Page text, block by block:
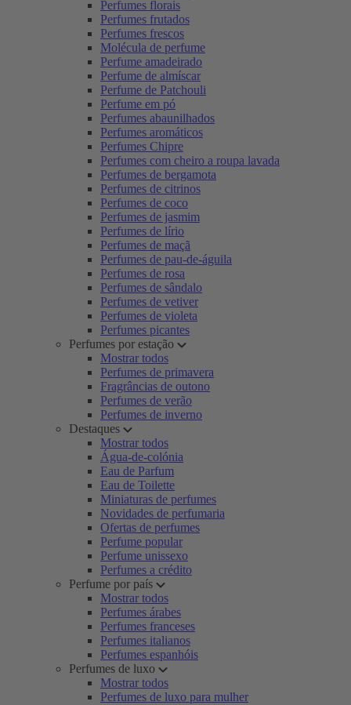
Perfumes florais
Perfumes frutados
Perfumes frescos
Molécula de perfume
Perfume amadeirado
Perfume de almíscar
Perfume de Patchouli
Perfume em pó
Perfumes abaunilhados
Perfumes aromáticos
Perfumes Chipre
Perfumes com cheiro a roupa lavada
Perfumes de bergamota
Perfumes de citrinos
Perfumes de coco
Perfumes de jasmim
Perfumes de lírio
Perfumes de maçã
Perfumes de pau-de-águila
Perfumes de rosa
Perfumes de sândalo
Perfumes de vetiver
Perfumes de violeta
Perfumes picantes
Perfumes por estação
Mostrar todos
Perfumes de primavera
Fragrâncias de outono
Perfumes de verão
Perfumes de inverno
Destaques
Mostrar todos
Água-de-colónia
Eau de Parfum
Eau de Toilette
Miniaturas de perfumes
Novidades de perfumaria
Ofertas de perfumes
Perfume popular
Perfume unissexo
Perfumes a crédito
Perfume por país
Mostrar todos
Perfumes árabes
Perfumes franceses
Perfumes italianos
Perfumes espanhóis
Perfumes de luxo
Mostrar todos
Perfumes de luxo para mulher